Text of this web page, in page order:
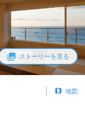
ストーリーを見る
地図